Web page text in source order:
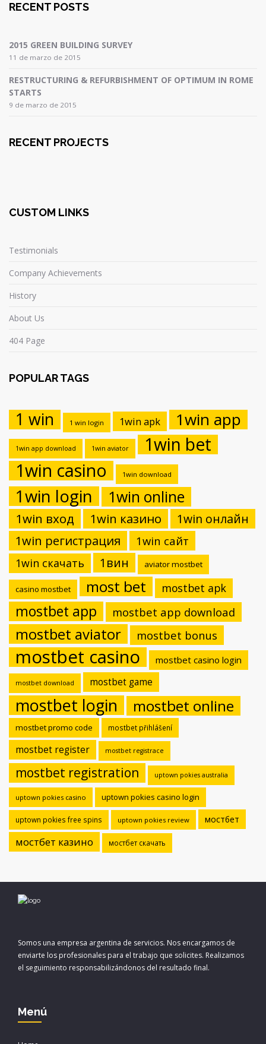
RECENT POSTS
2015 GREEN BUILDING SURVEY
11 de marzo de 2015
RESTRUCTURING & REFURBISHMENT OF OPTIMUM IN ROME
STARTS
9 de marzo de 2015
RECENT PROJECTS
CUSTOM LINKS
Testimonials
Company Achievements
History
About Us
404 Page
POPULAR TAGS
1 win 1 win login 1win apk 1win app
1win app download 1win aviator
1win bet
1win casino
1win download
1win login 1win online
1win вход 1win казино
1win онлайн
1win регистрация
1win сайт
1win скачать 1вин aviator mostbet
casino mostbet most bet mostbet apk
mostbet app mostbet app download
mostbet aviator mostbet bonus
mostbet casino mostbet casino login
mostbet download mostbet game
mostbet login mostbet online
mostbet promo code mostbet přihlášení
mostbet register mostbet registrace
mostbet registration uptown pokies australia
uptown pokies casino uptown pokies casino login
uptown pokies free spins uptown pokies review мостбет
мостбет казино мостбет скачать
Somos una empresa argentina de servicios. Nos encargamos de
enviarte los profesionales para el trabajo que solicites. Realizamos
el seguimiento responsabilizándonos del resultado final.
Menú